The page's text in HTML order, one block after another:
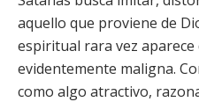
aquello que proviene de
espiritual rara vez
evidentemente maligna.
como algo atractivo,